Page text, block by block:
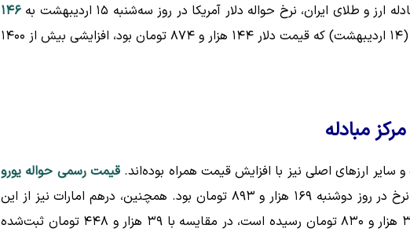
ایران، نرخ حواله دلار آمریکا در روز سه‌شنبه ۱۵ اردیبهشت به
۱۴۶
رسید. این رقم نسبت به روز گذشته (۱۴ اردیبهشت) که قیمت دلار ۱۴۴ هزار و ۸۷۴ تومان بود، افزایشی بیش از ۱۴۰۰
مبادله
سایر ارزهای اصلی نیز با افزایش قیمت همراه بوده‌اند.قیمت رسمی حواله یورو
امروز به ۱۷۱ هزار و ۱۱۹ تومان رسید، در حالی که این نرخ در روز دوشنبه ۱۶۹ هزار و ۸۹۳ تومان بود. همچنین، درهم امارات نیز از این
قاعده مستثنی نمانده و نرخ حواله آن با افزایش به ۳۹ هزار و ۸۳۰ تومان رسیده است، در مقایسه با ۳۹ هزار و ۴۴۸ تومان ثبت‌شده